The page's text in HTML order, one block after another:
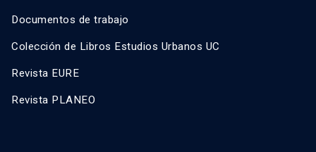
Documentos de trabajo
Colección de Libros Estudios Urbanos UC
Revista EURE
Revista PLANEO